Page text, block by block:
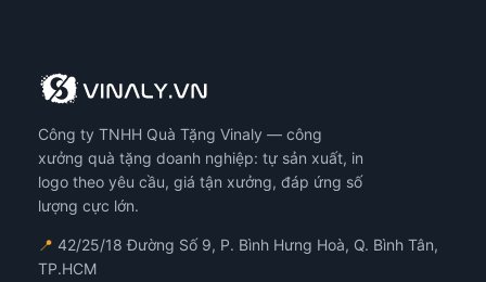
Công ty TNHH Quà Tặng Vinaly — công
xưởng quà tặng doanh nghiệp: tự sản xuất, in
logo theo yêu cầu, giá tận xưởng, đáp ứng số
lượng cực lớn.
📍 42/25/18 Đường Số 9, P. Bình Hưng Hoà, Q. Bình Tân,
TP.HCM